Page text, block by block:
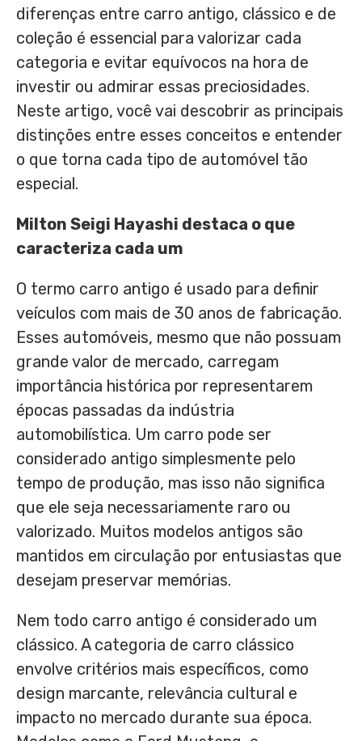
diferenças entre carro antigo, clássico e de
coleção é essencial para valorizar cada
categoria e evitar equívocos na hora de
investir ou admirar essas preciosidades.
Neste artigo, você vai descobrir as principais
distinções entre esses conceitos e entender
o que torna cada tipo de automóvel tão
especial.
Milton Seigi Hayashi destaca o que
caracteriza cada um
O termo carro antigo é usado para definir
veículos com mais de 30 anos de fabricação.
Esses automóveis, mesmo que não possuam
grande valor de mercado, carregam
importância histórica por representarem
épocas passadas da indústria
automobilística. Um carro pode ser
considerado antigo simplesmente pelo
tempo de produção, mas isso não significa
que ele seja necessariamente raro ou
valorizado. Muitos modelos antigos são
mantidos em circulação por entusiastas que
desejam preservar memórias.
Nem todo carro antigo é considerado um
clássico. A categoria de carro clássico
envolve critérios mais específicos, como
design marcante, relevância cultural e
impacto no mercado durante sua época.